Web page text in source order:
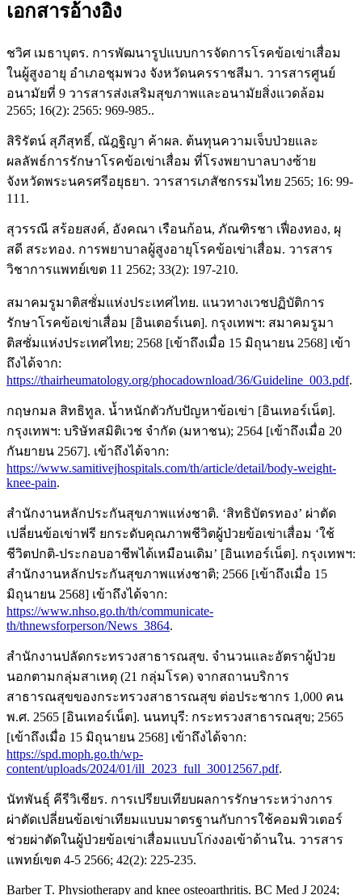
เอกสารอ้างอิง
ชวิศ เมธาบุตร. การพัฒนารูปแบบการจัดการโรคข้อเข่าเสื่อม
ในผู้สูงอายุ อำเภอชุมพวง จังหวัดนครราชสีมา. วารสารศูนย์
อนามัยที่ 9 วารสารส่งเสริมสุขภาพและอนามัยสิ่งแวดล้อม
2565; 16(2): 2565: 969-985..
สิริรัตน์ สุภีสุทธิ์, ณัฎฐิญา ค้าผล. ต้นทุนความเจ็บป่วยและ
ผลลัพธ์การรักษาโรคข้อเข่าเสื่อม ที่โรงพยาบาลบางซ้าย
จังหวัดพระนครศรีอยุธยา. วารสารเภสัชกรรมไทย 2565; 16: 99-
111.
สุวรรณี สร้อยสงค์, อังคณา เรือนก้อน, ภัณฑิรชา เฟื่องทอง, ผุ
สดี สระทอง. การพยาบาลผู้สูงอายุโรคข้อเข่าเสื่อม. วารสาร
วิชาการแพทย์เขต 11 2562; 33(2): 197-210.
สมาคมรูมาติสซั่มแห่งประเทศไทย. แนวทางเวชปฏิบัติการ
รักษาโรคข้อเข่าเสื่อม [อินเตอร์เนต]. กรุงเทพฯ: สมาคมรูมา
ติสซั่มแห่งประเทศไทย; 2568 [เข้าถึงเมื่อ 15 มิถุนายน 2568] เข้า
ถึงได้จาก:
https://thairheumatology.org/phocadownload/36/Guideline_003.pdf.
กฤษกมล สิทธิทูล. น้ำหนักตัวกับปัญหาข้อเข่า [อินเทอร์เน็ต].
กรุงเทพฯ: บริษัทสมิติเวช จำกัด (มหาชน); 2564 [เข้าถึงเมื่อ 20
กันยายน 2567]. เข้าถึงได้จาก:
https://www.samitivejhospitals.com/th/article/detail/body-weight-
knee-pain.
สำนักงานหลักประกันสุขภาพแห่งชาติ. ‘สิทธิบัตรทอง’ ผ่าตัด
เปลี่ยนข้อเข่าฟรี ยกระดับคุณภาพชีวิตผู้ป่วยข้อเข่าเสื่อม ‘ใช้
ชีวิตปกติ-ประกอบอาชีพได้เหมือนเดิม’ [อินเทอร์เน็ต]. กรุงเทพฯ:
สำนักงานหลักประกันสุขภาพแห่งชาติ; 2566 [เข้าถึงเมื่อ 15
มิถุนายน 2568] เข้าถึงได้จาก:
https://www.nhso.go.th/th/communicate-
th/thnewsforperson/News_3864.
สำนักงานปลัดกระทรวงสาธารณสุข. จำนวนและอัตราผู้ป่วย
นอกตามกลุ่มสาเหตุ (21 กลุ่มโรค) จากสถานบริการ
สาธารณสุขของกระทรวงสาธารณสุข ต่อประชากร 1,000 คน
พ.ศ. 2565 [อินเทอร์เน็ต]. นนทบุรี: กระทรวงสาธารณสุข; 2565
[เข้าถึงเมื่อ 15 มิถุนายน 2568] เข้าถึงได้จาก:
https://spd.moph.go.th/wp-
content/uploads/2024/01/ill_2023_full_30012567.pdf.
นัทพันธุ์ คีรีวิเชียร. การเปรียบเทียบผลการรักษาระหว่างการ
ผ่าตัดเปลี่ยนข้อเข่าเทียมแบบมาตรฐานกับการใช้คอมพิวเตอร์
ช่วยผ่าตัดในผู้ป่วยข้อเข่าเสื่อมแบบโก่งงอเข้าด้านใน. วารสาร
แพทย์เขต 4-5 2566; 42(2): 225-235.
Barber T. Physiotherapy and knee osteoarthritis. BC Med J 2024;